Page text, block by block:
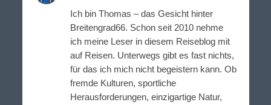
Ich bin Thomas – das Gesicht hinter
Breitengrad66. Schon seit 2010 nehme
ich meine Leser in diesem Reiseblog mit
auf Reisen. Unterwegs gibt es fast nichts,
für das ich mich nicht begeistern kann. Ob
fremde Kulturen, sportliche
Herausforderungen, einzigartige Natur,